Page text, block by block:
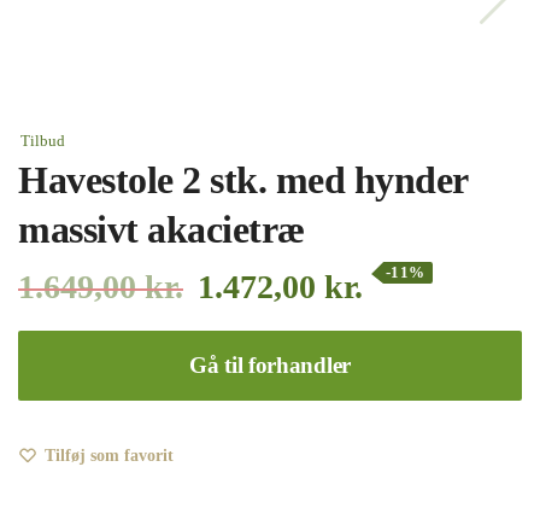
Tilbud
Havestole 2 stk. med hynder
massivt akacietræ
1.649,00kr. 1.472,00 kr. -11%
Gå til forhandler
Tilføj som favorit